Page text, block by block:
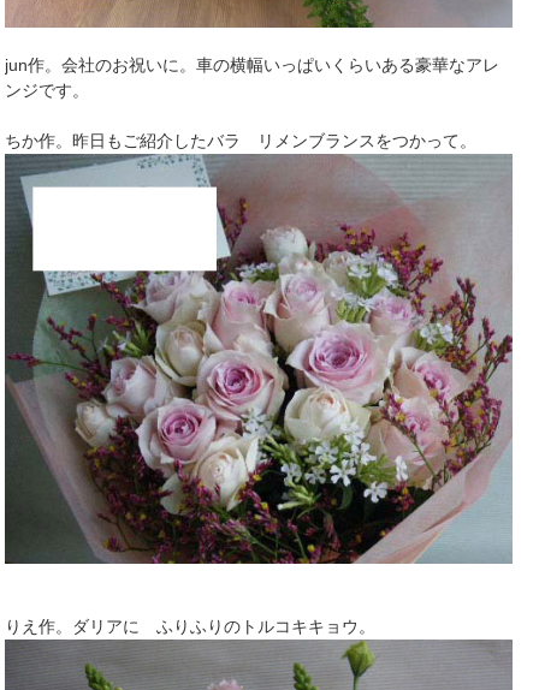
jun作。会社のお祝いに。車の横幅いっぱいくらいある豪華なアレ
ンジです。
ちか作。昨日もご紹介したバラ リメンブランスをつかって。
りえ作。ダリアに ふりふりのトルコキキョウ。